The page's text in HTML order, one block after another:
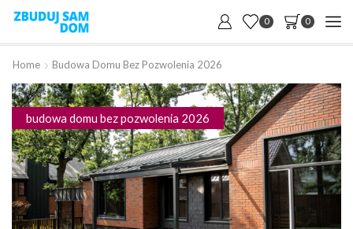
0 0
Home Budowa Domu Bez Pozwolenia 2026
budowa domu bez pozwolenia 2026